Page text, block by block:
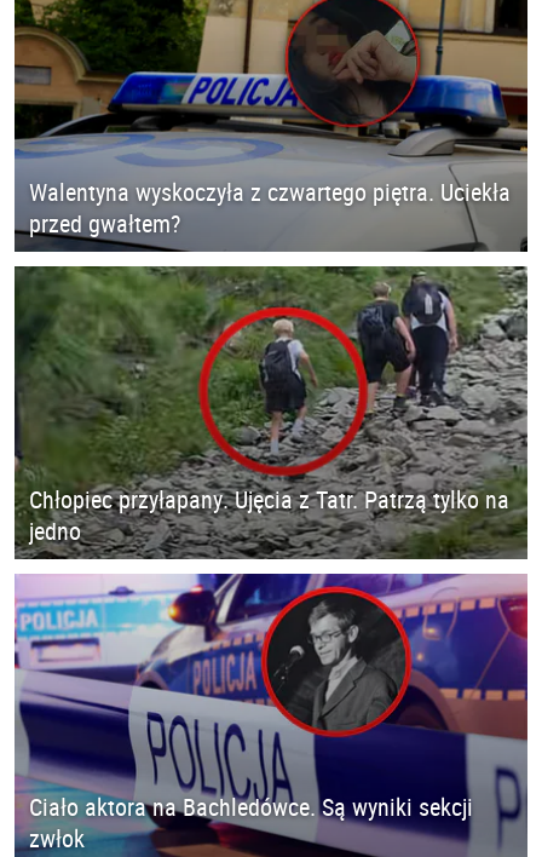
Walentyna wyskoczyła z czwartego piętra. Uciekła
przed gwałtem?
Chłopiec przyłapany. Ujęcia z Tatr. Patrzą tylko na
jedno
Ciało aktora na Bachledówce. Są wyniki sekcji
zwłok